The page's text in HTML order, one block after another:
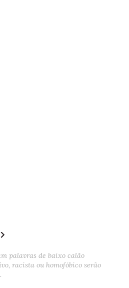
palavras de baixo calão
racista ou homofóbico serão